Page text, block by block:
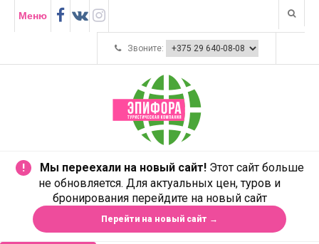
Меню
Звоните:
! Мы переехали на новый сайт!Этот сайт больше
не обновляется. Для актуальных цен, туров и
бронирования перейдите на новый сайт
Перейти на новый сайт →